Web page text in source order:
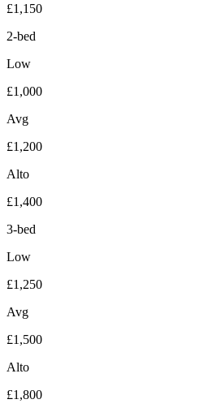
£1,150
2-bed
Low
£1,000
Avg
£1,200
Alto
£1,400
3-bed
Low
£1,250
Avg
£1,500
Alto
£1,800